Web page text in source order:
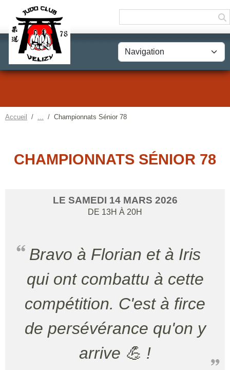
Accueil Championnats Sénior 78
CHAMPIONNATS SÉNIOR 78
LE SAMEDI 14 MARS 2026
DE 13H À 20H
Bravo à Florian et à Iris
qui ont combattu à cette
compétition. C'est à firce
de persévérance qu'on y
arrive 💪 !
Panneau de gestion des cookies